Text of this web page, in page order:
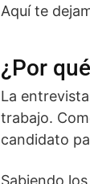
Aquí te
¿Por
La
trabajo.
candidato
Sabiendo